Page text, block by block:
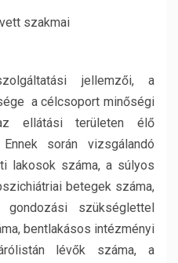
szakmai
jellemzői, a
a célcsoport minőségi
ellátási területen élő
során vizsgálandó
lakosok száma, a súlyos
betegek száma,
szükséglettel
bentlakásos intézményi
lévők száma, a